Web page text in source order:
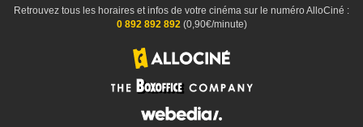
Retrouvez tous les horaires et infos de votre cinéma sur le numéro AlloCiné :
0 892 892 892(0,90€/minute)